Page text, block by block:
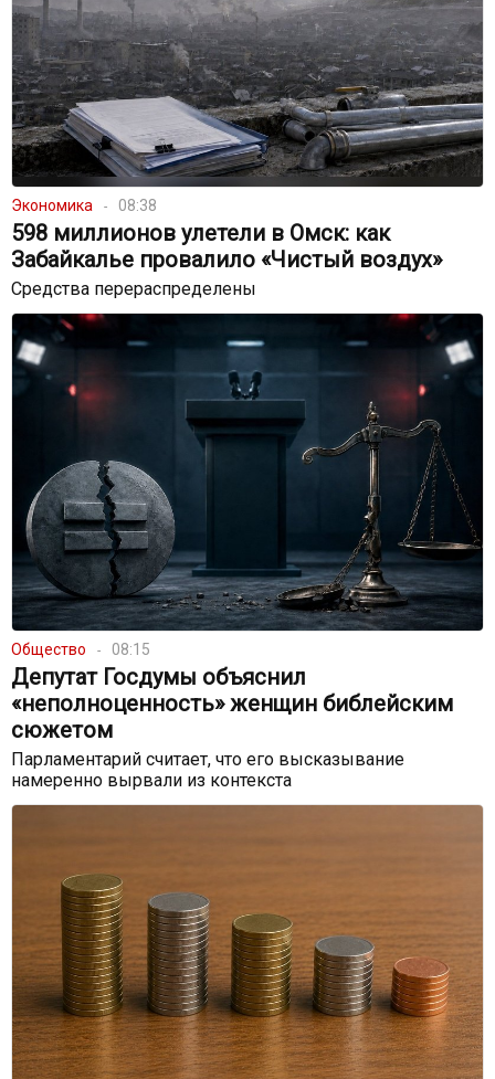
Экономика 08:38
598 миллионов улетели в Омск: как
Забайкалье провалило «Чистый воздух»
Средства перераспределены
Общество 08:15
Депутат Госдумы объяснил
«неполноценность» женщин библейским
сюжетом
Парламентарий считает, что его высказывание
намеренно вырвали из контекста